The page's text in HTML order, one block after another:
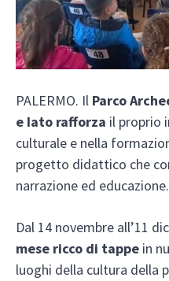
PALERMO. Il Parco
e Iato rafforza il proprio
culturale e nella
progetto didattico che
narrazione ed educazione.
Dal 14 novembre all’11
mese ricco di tappe in
luoghi della cultura della